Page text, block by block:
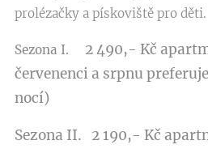
prolézačky a pískoviště pro děti.
Sezona I.
2 490,- Kč
červenenci a srpnu
nocí)
Sezona II. 2 190,- Kč